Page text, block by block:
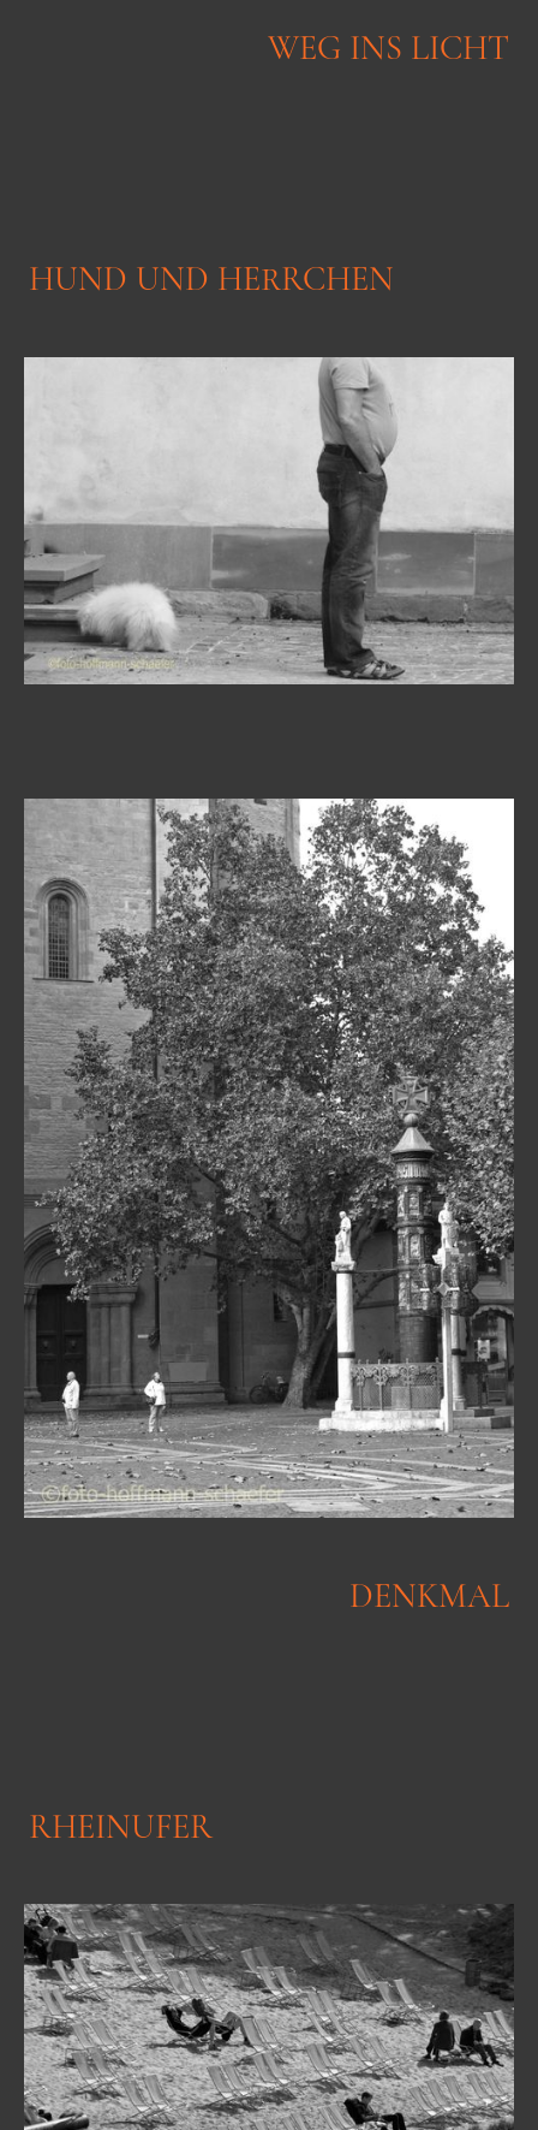
WEG INS LICHT
HUND UND HERRCHEN
DENKMAL
RHEINUFER